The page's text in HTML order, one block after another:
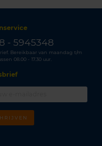
- 5945348
Bereikbaar van maandag t/m
08.00 - 17.30 uur.